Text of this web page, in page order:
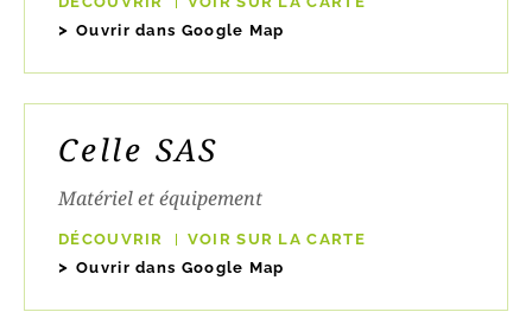
Ouvrir dans Google Map
Celle SAS
Matériel et équipement
DÉCOUVRIR
VOIR SUR LA CARTE
Ouvrir dans Google Map